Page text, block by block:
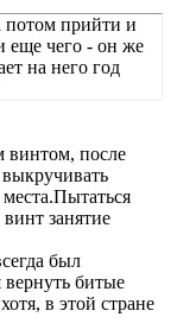
потом прийти и
еще чего - он же
на него год
винтом, после
занятие
был
битые
в этой стране